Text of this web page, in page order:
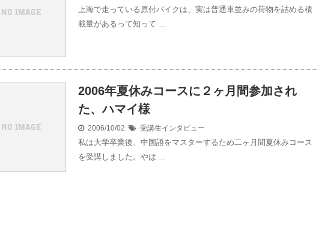
上海で走っている原付バイクは、実は普通車並みの荷物を詰める積
載量があるって知って …
2006年夏休みコースに２ヶ月間参加され
た、ハマイ様
2006/10/02 受講生インタビュー
私は大学卒業後、中国語をマスターするため二ヶ月間夏休みコース
を受講しました。やは …